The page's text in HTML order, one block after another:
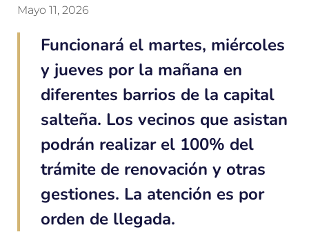
Mayo 11, 2026
Funcionará el martes, miércoles
y jueves por la mañana en
diferentes barrios de la capital
salteña. Los vecinos que asistan
podrán realizar el 100% del
trámite de renovación y otras
gestiones. La atención es por
orden de llegada.